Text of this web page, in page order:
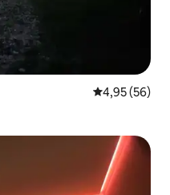
Gemiddelde
4,95 (56)